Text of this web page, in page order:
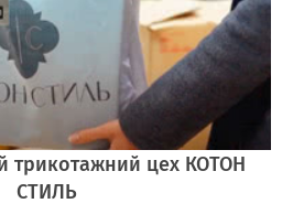
трикотажний цех КОТОН
СТИЛЬ